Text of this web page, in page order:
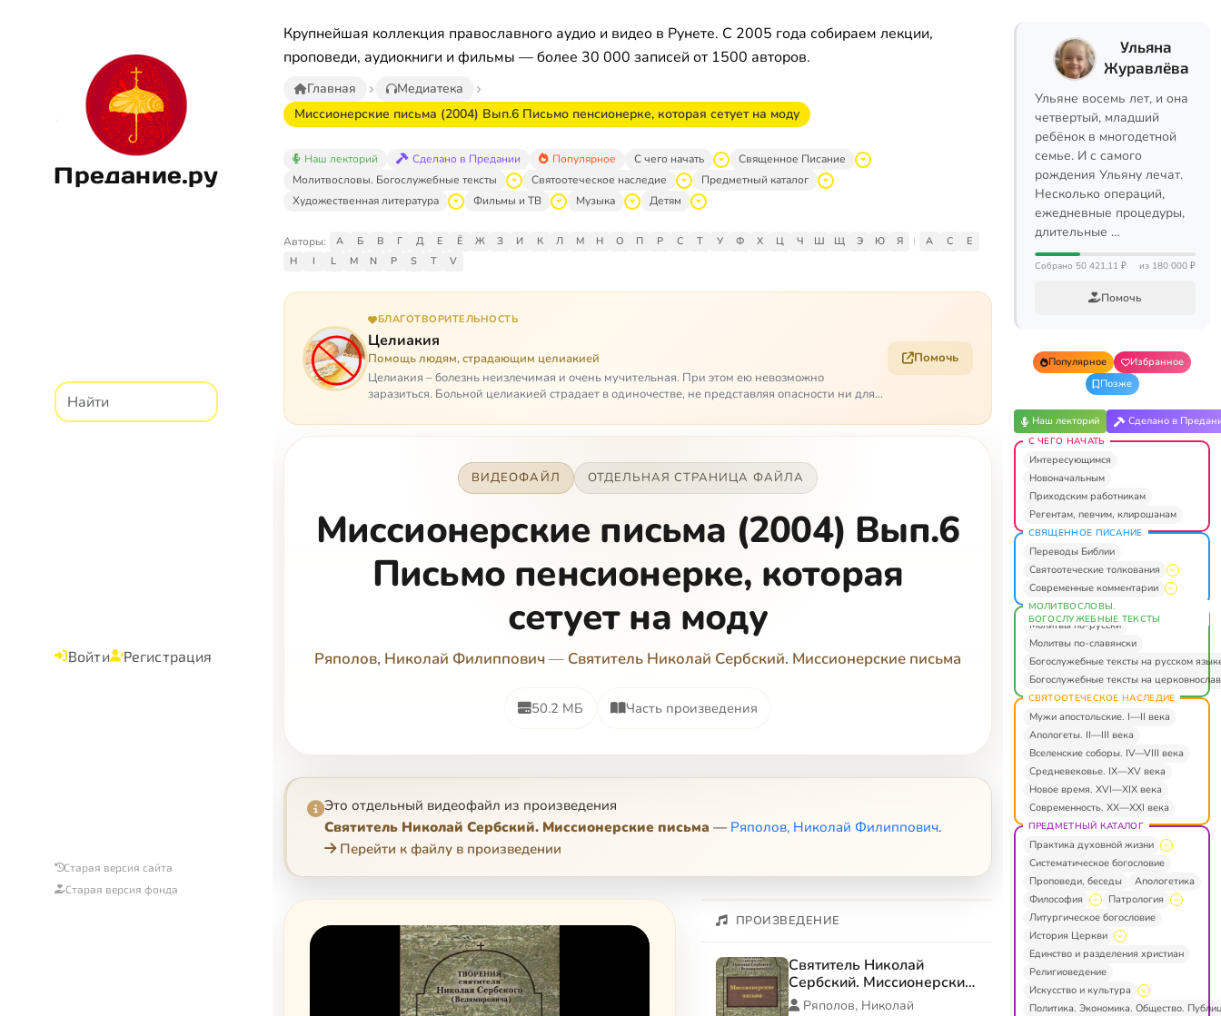
Предание.ру
Войти Регистрация
Старая версия сайта
Старая версия фонда
Крупнейшая коллекция православного аудио и видео в Рунете. С 2005 года собираем лекции,
проповеди, аудиокниги и фильмы — более 30 000 записей от 1500 авторов.
Главная
Медиатека
Миссионерские письма (2004) Вып.6 Письмо пенсионерке, которая сетует на моду
Наш лекторий Сделано в Предании Популярное С чего начать
Священное Писание
Молитвословы. Богослужебные тексты
Святоотеческое наследие
Предметный каталог
Художественная литература
Фильмы и ТВ Музыка Детям
Авторы: А Б В Г Д Е Ё Ж З И К Л М Н О П Р С Т У Ф Х Ц Ч Ш Щ Э Ю Я | A C
E
H
I L M N P S T V
БЛАГОТВОРИТЕЛЬНОСТЬ
Целиакия
Помощь людям, страдающим целиакией
Целиакия – болезнь неизлечимая и очень мучительная. При этом ею невозможно
заразиться. Больной целиакией страдает в одиночестве, не представляя опасности ни для
Помочь
ВИДЕОФАЙЛ ОТДЕЛЬНАЯ СТРАНИЦА ФАЙЛА
Миссионерские письма (2004) Вып.6
Письмо пенсионерке, которая
сетует на моду
Ряполов, Николай Филиппович— Святитель Николай Сербский. Миссионерские письма
50.2 МБ Часть произведения
Это отдельный видеофайл из произведения
Святитель Николай Сербский. Миссионерские письма — Ряполов, Николай Филиппович.
Перейти к файлу в произведении
ПРОИЗВЕДЕНИЕ
Святитель Николай
Сербский. Миссионерские
письма
Ряполов, Николай
Ульяна
Журавлёва
Ульяне восемь лет, и она
четвертый, младший
ребёнок в многодетной
семье. И с самого
рождения Ульяну лечат.
Несколько операций,
ежедневные процедуры,
длительные …
Собрано 50 421,11 ₽ из 180 000 ₽
Помочь
Популярное
Избранное
Позже
Наш лекторий Сделано в
С ЧЕГО НАЧАТЬ
Интересующимся
Новоначальным
Приходским работникам
Регентам, певчим, клирошанам
СВЯЩЕННОЕ ПИСАНИЕ
Переводы Библии
Святоотеческие толкования
Современные комментарии
МОЛИТВОСЛОВЫ.
БОГОСЛУЖЕБНЫЕ ТЕКСТЫ
Молитвы по-русски
Молитвы по-славянски
Богослужебные тексты на русском
Богослужебные тексты на
СВЯТООТЕЧЕСКОЕ НАСЛЕДИЕ
Мужи апостольские. I—II века
Апологеты. II—III века
Вселенские соборы. IV—VIII века
Средневековье. IX—XV века
Новое время. XVI—XIX века
Современность. XX—XXI века
ПРЕДМЕТНЫЙ КАТАЛОГ
Практика духовной жизни
Систематическое богословие
Проповеди, беседы
Апологетика
Философия
Патрология
Литургическое богословие
История Церкви
Единство и разделения христиан
Религиоведение
Искусство и культура
Политика. Экономика. Общество.